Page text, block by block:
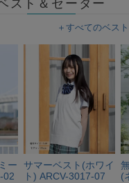
スト＆セーター
＋すべてのベス
ー
02
サマーベスト(ホワイ
ト) ARCV-3017-07
(